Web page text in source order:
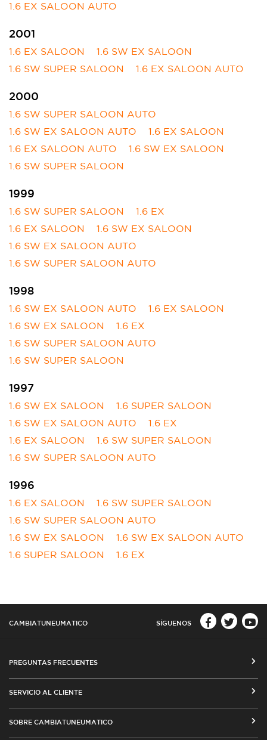
1.6 EX SALOON AUTO
2001
1.6 EX SALOON
1.6 SW EX SALOON
1.6 SW SUPER SALOON
1.6 EX SALOON AUTO
2000
1.6 SW SUPER SALOON AUTO
1.6 SW EX SALOON AUTO
1.6 EX SALOON
1.6 EX SALOON AUTO
1.6 SW EX SALOON
1.6 SW SUPER SALOON
1999
1.6 SW SUPER SALOON
1.6 EX
1.6 EX SALOON
1.6 SW EX SALOON
1.6 SW EX SALOON AUTO
1.6 SW SUPER SALOON AUTO
1998
1.6 SW EX SALOON AUTO
1.6 EX SALOON
1.6 SW EX SALOON
1.6 EX
1.6 SW SUPER SALOON AUTO
1.6 SW SUPER SALOON
1997
1.6 SW EX SALOON
1.6 SUPER SALOON
1.6 SW EX SALOON AUTO
1.6 EX
1.6 EX SALOON
1.6 SW SUPER SALOON
1.6 SW SUPER SALOON AUTO
1996
1.6 EX SALOON
1.6 SW SUPER SALOON
1.6 SW SUPER SALOON AUTO
1.6 SW EX SALOON
1.6 SW EX SALOON AUTO
1.6 SUPER SALOON
1.6 EX
CAMBIATUNEUMATICO SÍGUENOS
PREGUNTAS FRECUENTES
MEDIOS DE PAGO
SERVICIO AL CLIENTE
CAMBIO DE DIRECCIÓN
SOBRE CAMBIATUNEUMATICO